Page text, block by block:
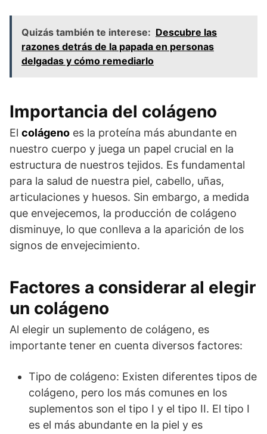
Quizás también te interese: Descubre las
razones detrás de la papada en personas
delgadas y cómo remediarlo
Importancia del colágeno
El colágeno es la proteína más abundante en
nuestro cuerpo y juega un papel crucial en la
estructura de nuestros tejidos. Es fundamental
para la salud de nuestra piel, cabello, uñas,
articulaciones y huesos. Sin embargo, a medida
que envejecemos, la producción de colágeno
disminuye, lo que conlleva a la aparición de los
signos de envejecimiento.
Factores a considerar al elegir
un colágeno
Al elegir un suplemento de colágeno, es
importante tener en cuenta diversos factores:
Tipo de colágeno: Existen diferentes tipos de
colágeno, pero los más comunes en los
suplementos son el tipo I y el tipo II. El tipo I
es el más abundante en la piel y es